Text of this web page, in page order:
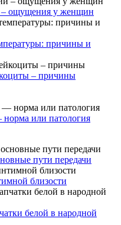
– ощущения у женщин
причины и
– причины
или патология
пути передачи
близости
белой в народной